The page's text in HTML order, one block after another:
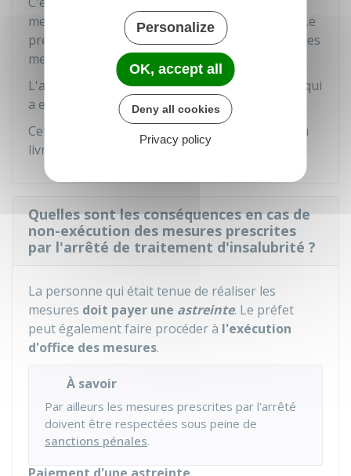
mesures prescrites et leur date d'achèvement. Le
préfet prend unarrêté demainlevée
lorsque les
mesures ont été exécutées dans le délai fixé.
L'arrêté de mainlevée est notifié à la personne qui
a exécuté les mesures.
Cet arrêté est publié au fichier immobilier ou au
livre foncier dont dépend le bien.
Quelles sont les conséquences en cas de
non-exécution des mesures prescrites
par l'arrêté de traitement d'insalubrité ?
La personne qui était tenue de réaliser les
mesures doit payer une astreinte. Le préfet
peut également faire procéder à l'exécution
d'office des mesures.
À savoir
Par ailleurs les mesures prescrites par l'arrêté
doivent être respectées sous peine de
sanctions pénales.
Personalize
OK, accept all
Deny all cookies
Privacy policy